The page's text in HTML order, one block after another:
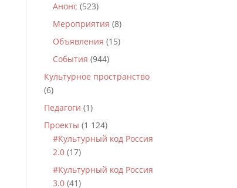
Анонс (523)
Мероприятия (8)
Объявления (15)
События (944)
Культурное пространство
(6)
Педагоги (1)
Проекты (1 124)
#Культурный код Россия
2.0 (17)
#Культурный код Россия
3.0 (41)